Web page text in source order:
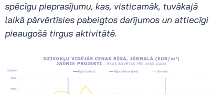
spēcīgu pieprasījumu, kas, visticamāk, tuvākajā
laikā pārvērtīsies pabeigtos darījumos un attiecīgi
pieaugošā tirgus aktivitātē.